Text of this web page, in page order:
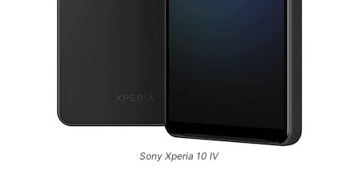
Sony Xperia 10 IV